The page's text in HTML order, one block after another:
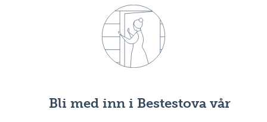
Bli med inn i Bestestova vår